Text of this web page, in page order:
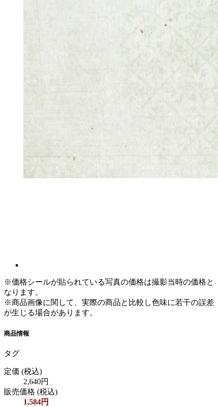
※価格シールが貼られている写真の価格は撮影当時の価格と
なります。
※商品画像に関して、実際の商品と比較し色味に若干の誤差
が生じる場合があります。
商品情報
タグ
定価 (税込)
2,640円
販売価格 (税込)
1,584円